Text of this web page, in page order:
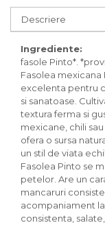
Fulgi din cereale bio
Orez bio si
Legume bio
Legume bio in
Orez bio
Paste si fidea
Paste bio din emmer
Paste bio din grau
Paste bio din spelta
Paste bio fara gluten
Paste bio integrale
Descriere
Ingrediente:
fasole Pinto*.
Fasolea
excelenta pentru
si sanatoase.
textura ferma si
mexicane, chili
ofera o sursa
un stil de viata
Fasolea Pinto se
petelor. Are un
mancaruri
acompaniament
consistenta,